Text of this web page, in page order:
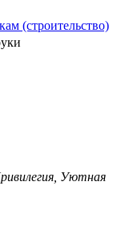
(строительство)
Уютная